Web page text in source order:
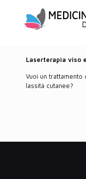
Laserterapia viso
Vuoi un
lassità cutanee?